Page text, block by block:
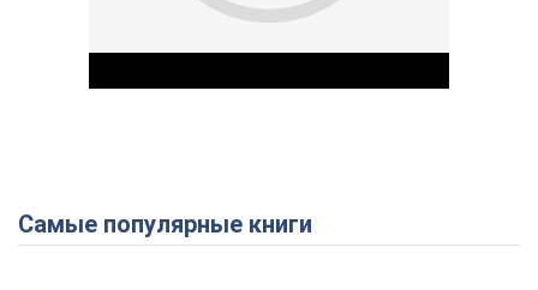
Play Video
Самые популярные книги